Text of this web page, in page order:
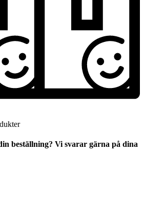
beställning? Vi svarar gärna på dina